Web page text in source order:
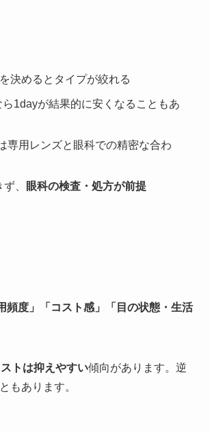
決めるとタイプが絞れる
1dayが結果的に安くなることもあ
専用レンズと眼科での精密な合わ
、 眼科の検査・処方が前提
頻度」「コスト感」「目の状態・生活
トは抑えやすい傾向があります。逆
もあります。